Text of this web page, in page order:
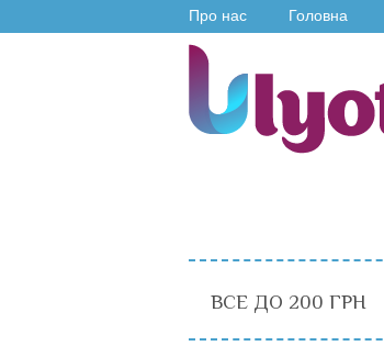
Про нас Головна
ВСЕ ДО 200 ГРН